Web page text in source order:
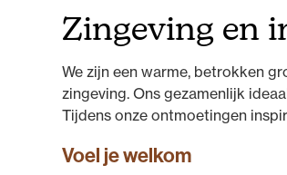
Zingeving en
We zijn een warme, betrokken
zingeving. Ons gezamenlijk
Tijdens onze ontmoetingen
Voel je welkom